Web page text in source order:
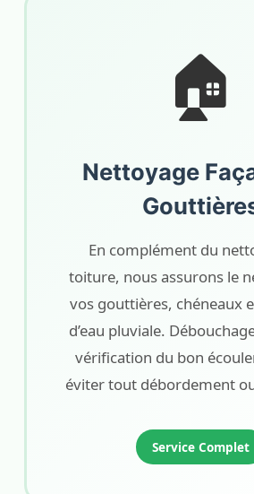
🏠
Nettoyage
En complément du
toiture, nous assurons le
vos gouttières, chéneaux
d’eau pluviale.
vérification du bon
éviter tout débordement
Service Complet